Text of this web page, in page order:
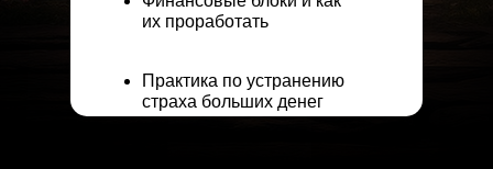
их проработать
Практика по устранению
страха больших денег